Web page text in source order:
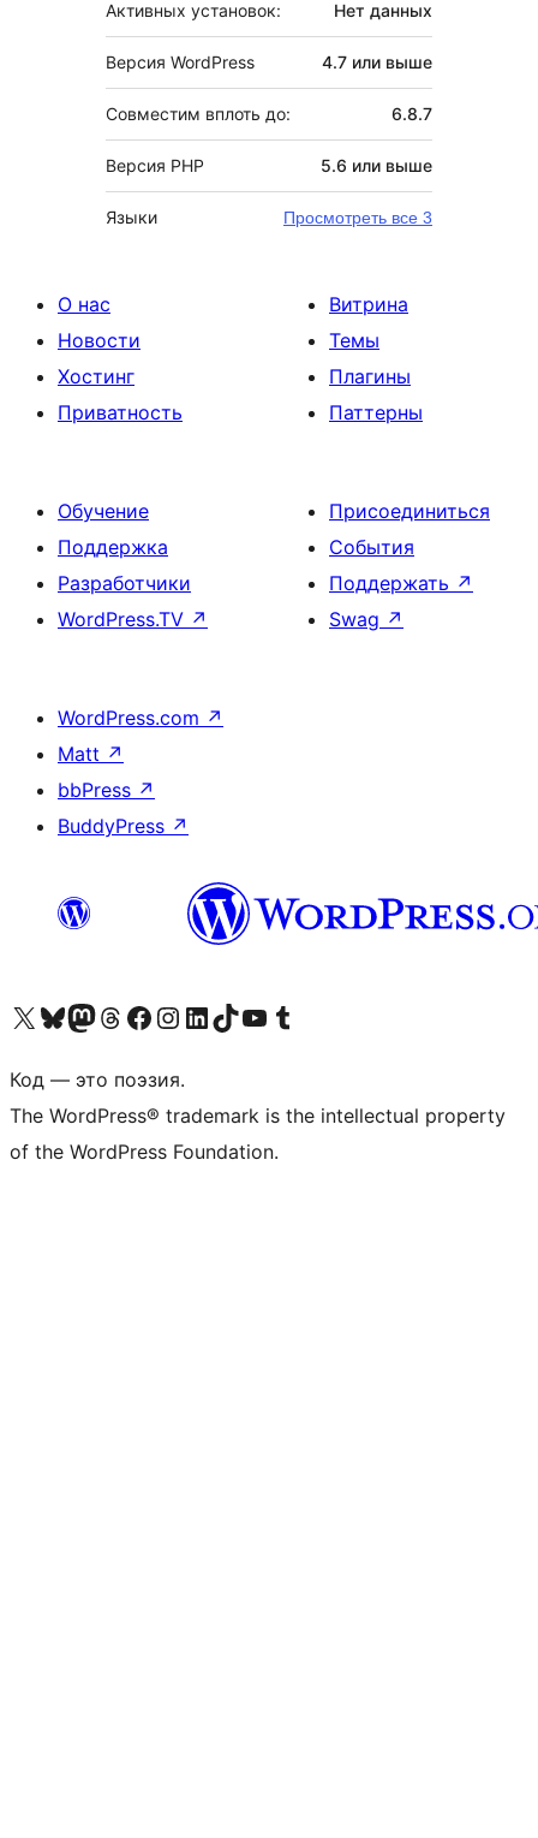
Активных установок: Нет данных
Версия WordPress 4.7 или выше
Совместим вплоть до: 6.8.7
Версия PHP 5.6 или выше
Языки Просмотреть все 3
О нас
Новости
Хостинг
Приватность
Витрина
Темы
Плагины
Паттерны
Обучение
Поддержка
Разработчики
WordPress.TV ↗
Присоединиться
События
Поддержать ↗
Swag ↗
WordPress.com ↗
Matt ↗
bbPress ↗
BuddyPress ↗
Посетите нас в X (ранее Twitter)
Посетите нашу учётную запись в Bluesky
Посетите нашу ленту в Mastodon
Посетите нашу учётную запись в Threads
Посетите нашу страницу на Facebook
Посетите наш Instagram
Посетите нашу страницу в LinkedIn
Посетите нашу учётную запись в TikTok
Посетите наш канал YouTube
Посетите нашу учётную запись в Tumblr
Код — это поэзия.
The WordPress® trademark is the intellectual property
of the WordPress Foundation.